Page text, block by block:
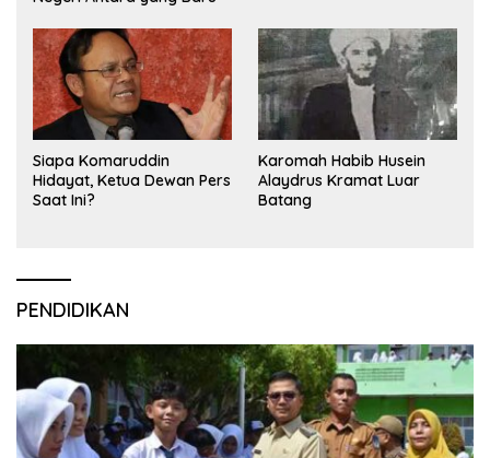
Siapa Komaruddin
Hidayat, Ketua Dewan Pers
Saat Ini?
Karomah Habib Husein
Alaydrus Kramat Luar
Batang
PENDIDIKAN